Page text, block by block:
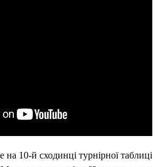
10-й сходинці турнірної таблиці